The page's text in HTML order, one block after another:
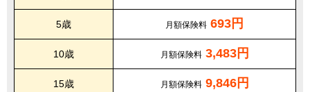
5歳 月額保険料 693円
10歳 月額保険料 3,483円
15歳 月額保険料 9,846円